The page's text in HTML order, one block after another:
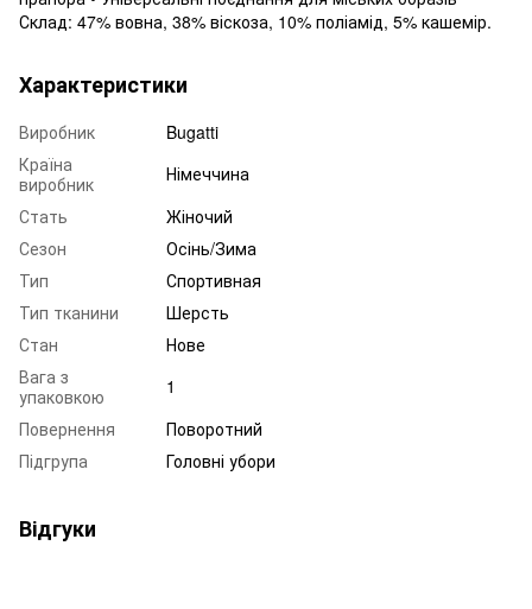
Склад: 47% вовна, 38% віскоза, 10% поліамід, 5% кашемір.
Характеристики
Виробник
Bugatti
Країна
виробник
Німеччина
Стать
Жіночий
Сезон
Осінь/Зима
Тип
Спортивная
Тип тканини
Шерсть
Стан
Нове
Вага з
упаковкою
1
Повернення
Поворотний
Підгрупа
Головні убори
Відгуки